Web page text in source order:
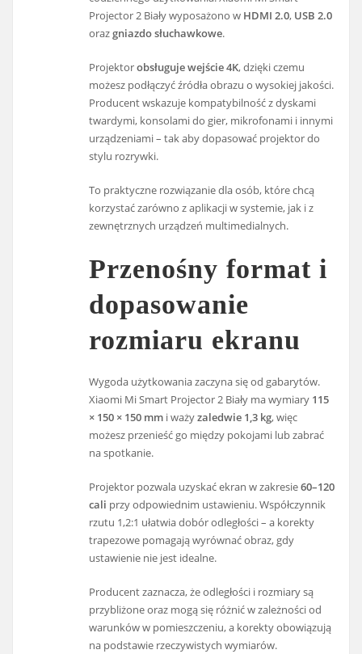
Projector 2 Biały wyposażono w HDMI 2.0, USB 2.0
orazgniazdo słuchawkowe.
Projektorobsługuje wejście 4K, dzięki czemu
możesz podłączyć źródła obrazu o wysokiej jakości.
Producent wskazuje kompatybilność z dyskami
twardymi, konsolami do gier, mikrofonami i innymi
urządzeniami – tak aby dopasować projektor do
stylu rozrywki.
To praktyczne rozwiązanie dla osób, które chcą
korzystać zarówno z aplikacji w systemie, jak i z
zewnętrznych urządzeń multimedialnych.
Przenośny format i
dopasowanie
rozmiaru ekranu
Wygoda użytkowania zaczyna się od gabarytów.
Xiaomi Mi Smart Projector 2 Biały ma wymiary 115
× 150 × 150 mm i ważyzaledwie 1,3 kg, więc
możesz przenieść go między pokojami lub zabrać
na spotkanie.
Projektor pozwala uzyskać ekran w zakresie60–120
cali przy odpowiednim ustawieniu. Współczynnik
rzutu 1,2:1 ułatwia dobór odległości – a korekty
trapezowe pomagają wyrównać obraz, gdy
ustawienie nie jest idealne.
Producent zaznacza, że odległości i rozmiary są
przybliżone oraz mogą się różnić w zależności od
warunków w pomieszczeniu, a korekty obowiązują
na podstawie rzeczywistych wymiarów.